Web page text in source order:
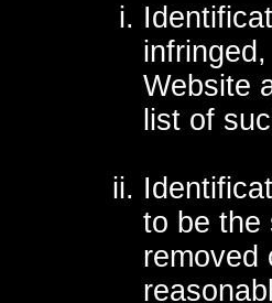
Website
list of
to be the
removed